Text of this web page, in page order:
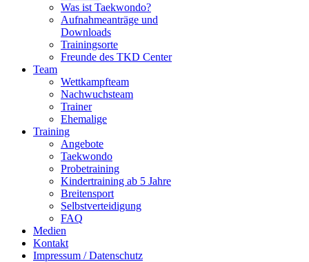
Was ist Taekwondo?
Aufnahmeanträge und
Downloads
Trainingsorte
Freunde des TKD Center
Team
Wettkampfteam
Nachwuchsteam
Trainer
Ehemalige
Training
Angebote
Taekwondo
Probetraining
Kindertraining ab 5 Jahre
Breitensport
Selbstverteidigung
FAQ
Medien
Kontakt
Impressum / Datenschutz